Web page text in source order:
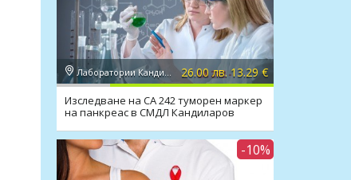
Лаборатории Кандиларов 26.00 лв. 13.29 €
Изследване на CA 242 туморен маркер
на панкреас в СМДЛ Кандиларов
-10%